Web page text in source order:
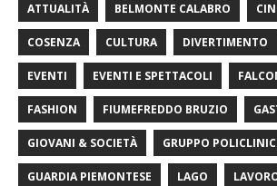
ATTUALITÀ BELMONTE CALABRO
COSENZA CULTURA DIVERTIMENTO
EVENTI EVENTI E SPETTACOLI
FASHION FIUMEFREDDO BRUZIO
GIOVANI & SOCIETÀ GRUPPO
GUARDIA PIEMONTESE LAGO